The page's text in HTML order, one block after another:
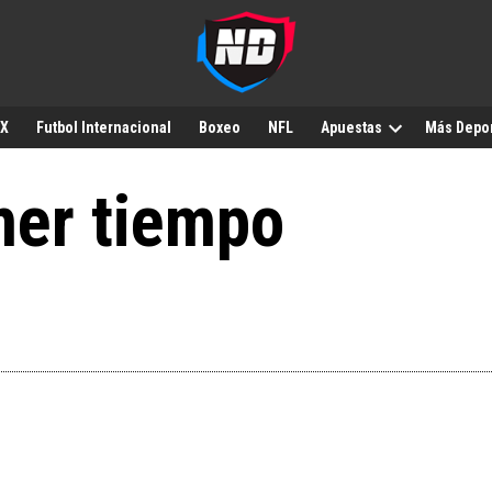
Futbol Internacional Boxeo NFL Apuestas Más
tiempo